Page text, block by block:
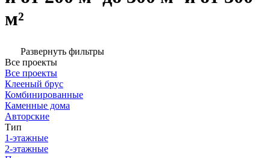
м²
Развернуть фильтры
Все проекты
Все проекты
Клееный брус
Комбинированные
Каменные дома
Авторские
Тип
1-этажные
2-этажные